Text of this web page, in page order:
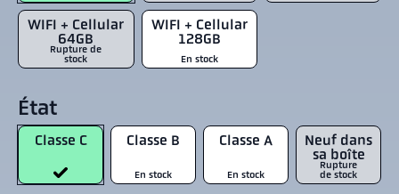
WIFI + Cellular
64GB
Rupture de
stock
WIFI + Cellular
128GB
En stock
État
Classe C Classe B
En stock
Classe A
En stock
Neuf dans
sa boîte
Rupture
de stock